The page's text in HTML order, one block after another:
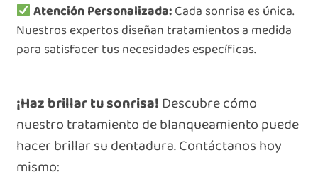
Atención Personalizada:Cada sonrisa es única.
Nuestros expertos diseñan tratamientos a medida
para satisfacer tus necesidades específicas.
¡Haz brillar tu sonrisa!Descubre cómo
nuestro tratamiento de blanqueamiento puede
hacer brillar su dentadura. Contáctanos hoy
mismo: